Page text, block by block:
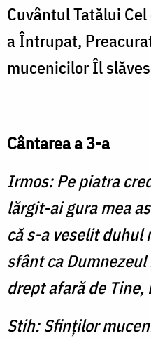
Cuvântul Tatălui
a Întrupat,
mucenicilor Îl
Cântarea a 3-a
Irmos: Pe piatra
lărgit-ai gura mea
că s-a veselit duhul
sfânt ca
drept afară de Tine,
Stih: Sfinţilor